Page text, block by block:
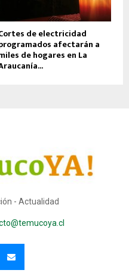
de electricidad
afectarán a
de hogares en La
- Actualidad